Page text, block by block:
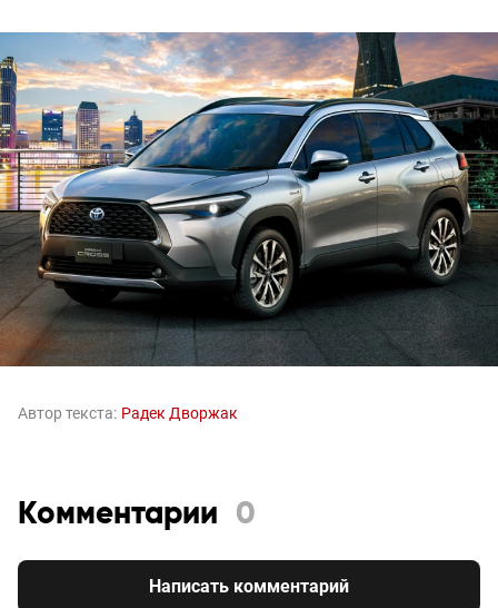
Автор текста: Радек Дворжак
Комментарии 0
Написать комментарий